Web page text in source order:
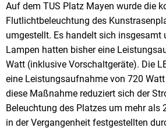
Auf dem TUS Platz Mayen wurde die
Flutlichtbeleuchtung des
umgestellt. Es handelt sich insgesamt
Lampen hatten bisher eine
Watt (inklusive Vorschaltgeräte). Die
eine Leistungsaufnahme von 720
diese Maßnahme reduziert sich der
Beleuchtung des Platzes um mehr als
in der Vergangenheit festgestellten